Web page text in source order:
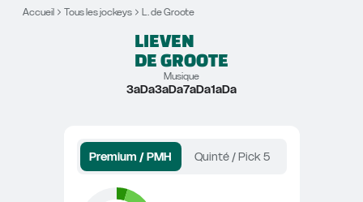
Accueil Tous les jockeys L. de Groote
LIEVEN
DE GROOTE
Musique
3aDa3aDa7aDa1aDa
Premium / PMH Quinté / Pick 5